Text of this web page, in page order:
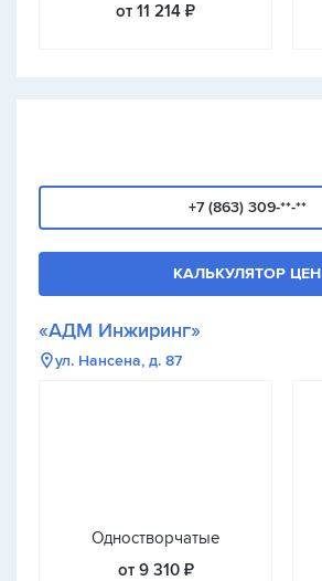
от 11 214 ₽
+7 (863) 309-**-**
КАЛЬКУЛЯТОР ЦЕН
«АДМ Инжиринг»
ул. Нансена, д. 87
Одностворчатые
от 9 310 ₽